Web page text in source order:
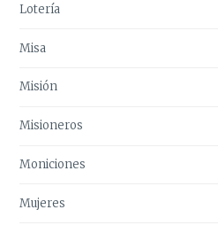
Lotería
Misa
Misión
Misioneros
Moniciones
Mujeres